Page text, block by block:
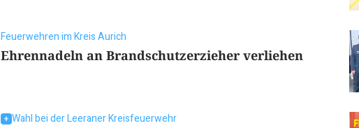
Feuerwehren im Kreis Aurich
Ehrennadeln an Brandschutzerzieher verliehen
Wahl bei der Leeraner Kreisfeuerwehr